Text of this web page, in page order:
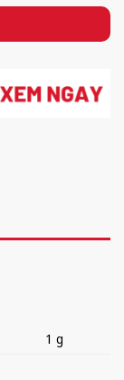
1 g